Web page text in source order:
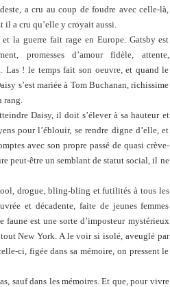
a cru au coup de foudre avec celle-là,
il a cru qu’elle y croyait aussi.
la guerre fait rage en Europe. Gatsby est
promesses d’amour fidèle, attente,
Las ! le temps fait son oeuvre, et quand le
s’est mariée à Tom Buchanan, richissime
rang.
Daisy, il doit s’élever à sa hauteur et
pour l’éblouir, se rendre digne d’elle, et
avec son propre passé de quasi crève-
peut-être un semblant de statut social, il ne
drogue, bling-bling et futilités à tous les
et décadente, faite de jeunes femmes
faune est une sorte d’imposteur mystérieux
New York. A le voir si isolé, aveuglé par
ci, figée dans sa mémoire, on pressent le
sauf dans les mémoires. Et que, pour vivre